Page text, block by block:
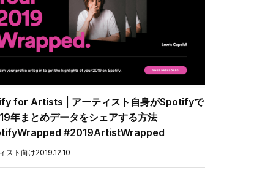
for Artists | アーティスト自身がSpotifyで
年まとめデータをシェアする方法
#2019ArtistWrapped
スト向け2019.12.10